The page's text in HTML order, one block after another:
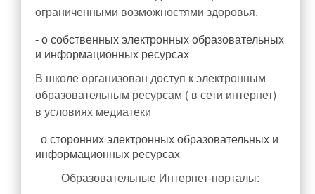
ограниченными возможностями здоровья.
- о собственных электронных образовательных
и информационных ресурсах
В школе организован доступ к электронным
образовательным ресурсам ( в сети интернет)
в условиях медиатеки
- о сторонних электронных образовательных и
информационных ресурсах
Образовательные Интернет-порталы: